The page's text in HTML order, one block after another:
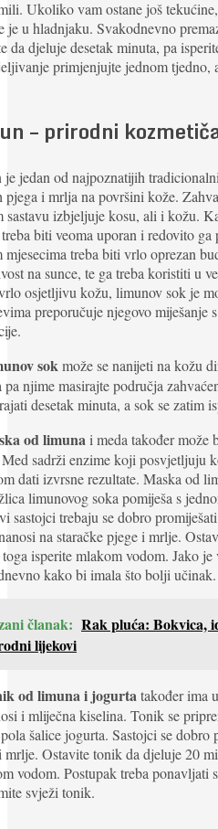
Ukoliko vam ostane još
je u hladnjaku. Svakodnevno
da djeluje desetak minuta, pa
primjenjujte jednom tjedno,
– prirodni
jedan od najpoznatijih
pjega i mrlja na površini kože.
sastavu izbjeljuje kosu, ali i kožu.
biti veoma uporan i redovito
mjesecima treba biti vrlo oprezan
na sunce, te ga treba koristiti u
osjetljivu kožu, limunov sok je
preporučuje njegovo miješanje
sokmože se nanijeti na kožu
pa njime masirajte područja
desetak minuta, a sok se zatim
od limunai meda također može
sadrži enzime koji posvjetljuju
dati izvrsne rezultate. Maska od
limunovog soka pomiješa s
sastojci trebaju se dobro
na staračke pjege i mrlje.
isperite mlakom vodom. Jako
kako bi imala što bolji učinak.
članak: Rak pluća: Bokvica,
lijekovi
od limuna i jogurtatakođer ima
i mliječna kiselina. Tonik se
šalice jogurta. Sastojci se dobro
mrlje. Ostavite tonik da djeluje 20
vodom. Postupak treba ponavljati
svježi tonik.